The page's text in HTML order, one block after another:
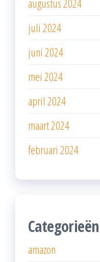
juli 2024
juni 2024
mei 2024
april 2024
maart 2024
februari 2024
Categorieën
amazon